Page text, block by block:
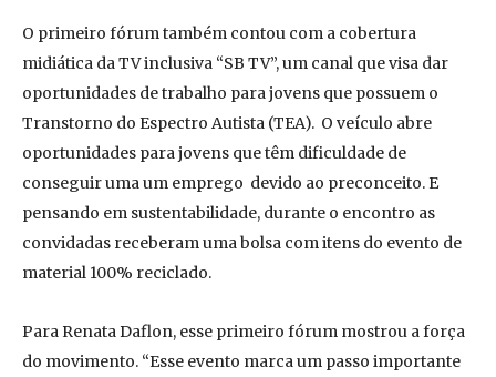
O primeiro fórum também contou com a cobertura
midiática da TV inclusiva “SB TV”, um canal que visa dar
oportunidades de trabalho para jovens que possuem o
Transtorno do Espectro Autista (TEA). O veículo abre
oportunidades para jovens que têm dificuldade de
conseguir uma um emprego devido ao preconceito. E
pensando em sustentabilidade, durante o encontro as
convidadas receberam uma bolsa com itens do evento de
material 100% reciclado.
Para Renata Daflon, esse primeiro fórum mostrou a força
do movimento. “Esse evento marca um passo importante